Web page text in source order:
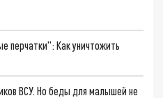
перчатки": Как уничтожить
ВСУ. Но беды для малышей не